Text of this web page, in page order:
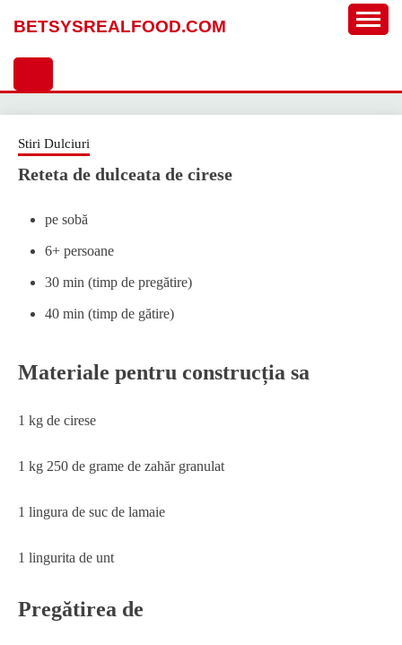
BETSYSREALFOOD.COM
Stiri Dulciuri
Reteta de dulceata de cirese
pe sobă
6+ persoane
30 min (timp de pregătire)
40 min (timp de gătire)
Materiale pentru construcția sa
1 kg de cirese
1 kg 250 de grame de zahăr granulat
1 lingura de suc de lamaie
1 lingurita de unt
Pregătirea de